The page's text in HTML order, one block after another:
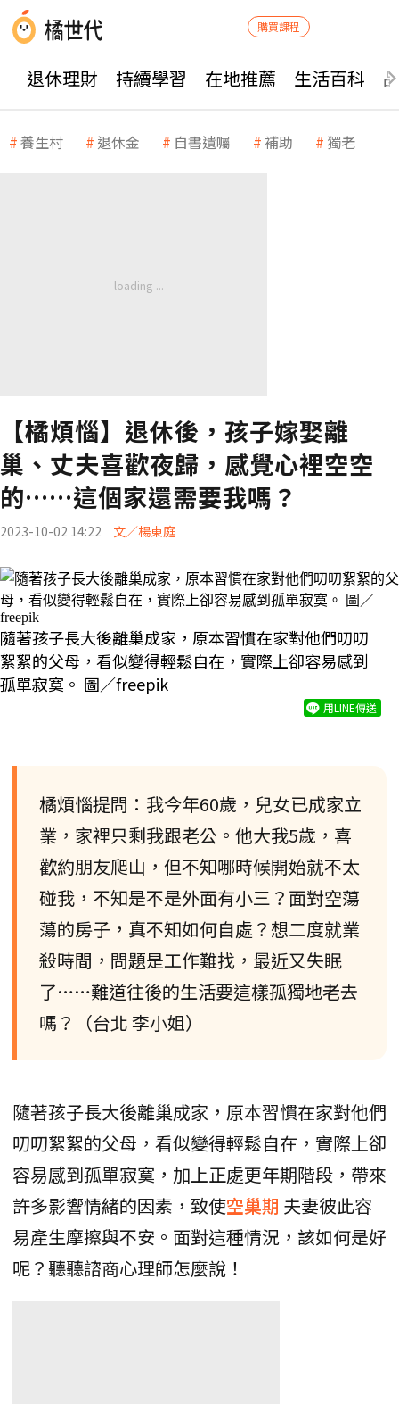
購買課程
退休理財 持續學習 在地推薦 生活百科
養生村 退休金 自書遺囑 補助 獨老
【橘煩惱】退休後，孩子嫁娶離
巢、丈夫喜歡夜歸，感覺心裡空空
的……這個家還需要我嗎？
2023-10-02 14:22 文／楊東庭
隨著孩子長大後離巢成家，原本習慣在家對他們叨叨
絮絮的父母，看似變得輕鬆自在，實際上卻容易感到
孤單寂寞。 圖／freepik
用LINE傳送
橘煩惱提問：我今年60歲，兒女已成家立
業，家裡只剩我跟老公。他大我5歲，喜
歡約朋友爬山，但不知哪時候開始就不太
碰我，不知是不是外面有小三？面對空蕩
蕩的房子，真不知如何自處？想二度就業
殺時間，問題是工作難找，最近又失眠
了……難道往後的生活要這樣孤獨地老去
嗎？（台北 李小姐）
隨著孩子長大後離巢成家，原本習慣在家對他們
叨叨絮絮的父母，看似變得輕鬆自在，實際上卻
容易感到孤單寂寞，加上正處更年期階段，帶來
許多影響情緒的因素，致使空巢期 夫妻彼此容
易產生摩擦與不安。面對這種情況，該如何是好
呢？聽聽諮商心理師怎麼說！